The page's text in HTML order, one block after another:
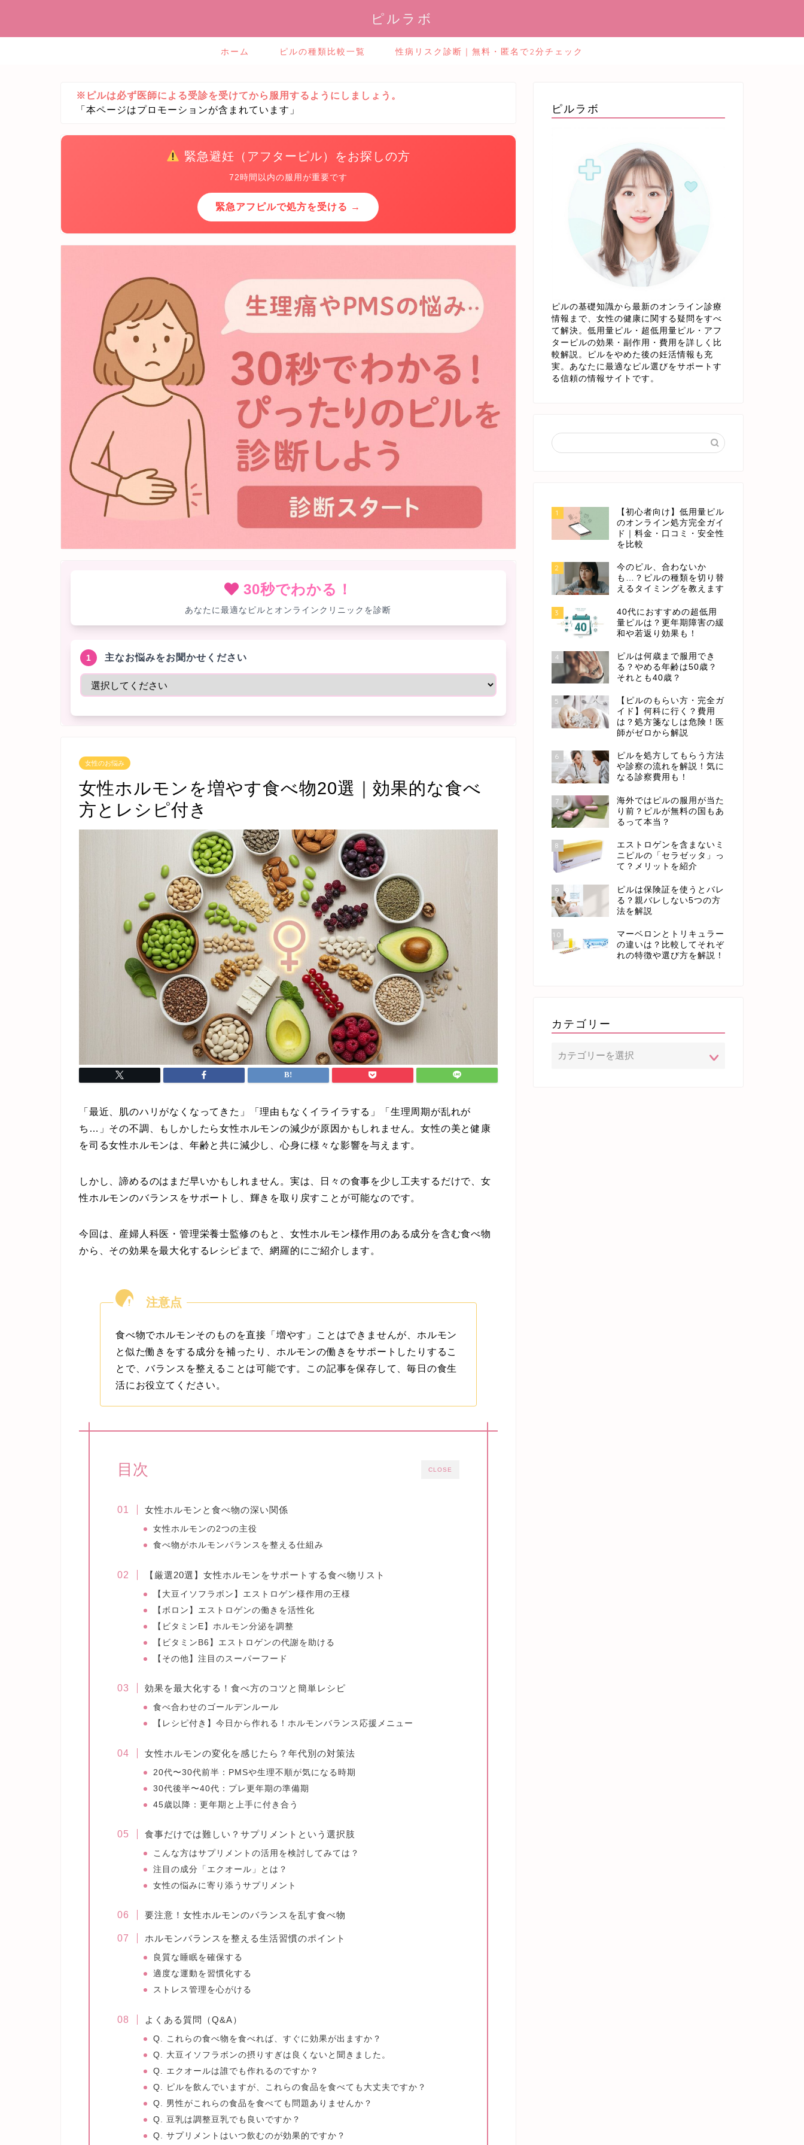
ピルラボ
ホーム ピルの種類比較一覧 性病リスク診断｜無料・匿名で2分チェック
※ピルは必ず医師による受診を受けてから服用するようにしましょう。
「本ページはプロモーションが含まれています」
緊急避妊（アフターピル）をお探しの方
72時間以内の服用が重要です
緊急アフピルで処方を受ける →
30秒でわかる！
あなたに最適なピルとオンラインクリニックを診断
1 主なお悩みをお聞かせください
女性のお悩み
女性ホルモンを増やす食べ物20選｜効果的な食べ
方とレシピ付き
「最近、肌のハリがなくなってきた」「理由もなくイライラする」「生理周期が乱れが
ち…」その不調、もしかしたら女性ホルモンの減少が原因かもしれません。女性の美と健康
を司る女性ホルモンは、年齢と共に減少し、心身に様々な影響を与えます。
しかし、諦めるのはまだ早いかもしれません。実は、日々の食事を少し工夫するだけで、女
性ホルモンのバランスをサポートし、輝きを取り戻すことが可能なのです。
今回は、産婦人科医・管理栄養士監修のもと、女性ホルモン様作用のある成分を含む食べ物
から、その効果を最大化するレシピまで、網羅的にご紹介します。
食べ物でホルモンそのものを直接「増やす」ことはできませんが、ホルモン
と似た働きをする成分を補ったり、ホルモンの働きをサポートしたりするこ
とで、バランスを整えることは可能です。この記事を保存して、毎日の食生
活にお役立てください。
CLOSE
目次
女性ホルモンと食べ物の深い関係
女性ホルモンの2つの主役
食べ物がホルモンバランスを整える仕組み
【厳選20選】女性ホルモンをサポートする食べ物リスト
【大豆イソフラボン】エストロゲン様作用の王様
【ボロン】エストロゲンの働きを活性化
【ビタミンE】ホルモン分泌を調整
【ビタミンB6】エストロゲンの代謝を助ける
【その他】注目のスーパーフード
効果を最大化する！食べ方のコツと簡単レシピ
食べ合わせのゴールデンルール
【レシピ付き】今日から作れる！ホルモンバランス応援メニュー
女性ホルモンの変化を感じたら？年代別の対策法
20代〜30代前半：PMSや生理不順が気になる時期
30代後半〜40代：プレ更年期の準備期
45歳以降：更年期と上手に付き合う
食事だけでは難しい？サプリメントという選択肢
こんな方はサプリメントの活用を検討してみては？
注目の成分「エクオール」とは？
女性の悩みに寄り添うサプリメント
要注意！女性ホルモンのバランスを乱す食べ物
ホルモンバランスを整える生活習慣のポイント
良質な睡眠を確保する
適度な運動を習慣化する
ストレス管理を心がける
よくある質問（Q&A）
Q. これらの食べ物を食べれば、すぐに効果が出ますか？
Q. 大豆イソフラボンの摂りすぎは良くないと聞きました。
Q. エクオールは誰でも作れるのですか？
Q. ピルを飲んでいますが、これらの食品を食べても大丈夫ですか？
Q. 男性がこれらの食品を食べても問題ありませんか？
Q. 豆乳は調整豆乳でも良いですか？
Q. サプリメントはいつ飲むのが効果的ですか？
ピルラボ
ピルの基礎知識から最新のオンライン診療
情報まで、女性の健康に関する疑問をすべ
て解決。低用量ピル・超低用量ピル・アフ
ターピルの効果・副作用・費用を詳しく比
較解説。ピルをやめた後の妊活情報も充
実。あなたに最適なピル選びをサポートす
る信頼の情報サイトです。
1
【初心者向け】低用量ピル
のオンライン処方完全ガイ
ド｜料金・口コミ・安全性
を比較
2
今のピル、合わないか
も…？ピルの種類を切り替
えるタイミングを教えます
3
40代におすすめの超低用
量ピルは？更年期障害の緩
和や若返り効果も！
4
ピルは何歳まで服用でき
る？やめる年齢は50歳？
それとも40歳？
5
【ピルのもらい方・完全ガ
イド】何科に行く？費用
は？処方箋なしは危険！医
師がゼロから解説
6
ピルを処方してもらう方法
や診察の流れを解説！気に
なる診察費用も！
7
海外ではピルの服用が当た
り前？ピルが無料の国もあ
るって本当？
8
エストロゲンを含まないミ
ニピルの「セラゼッタ」っ
て？メリットを紹介
9
ピルは保険証を使うとバレ
る？親バレしない5つの方
法を解説
10
マーベロンとトリキュラー
の違いは？比較してそれぞ
れの特徴や選び方を解説！
カテゴリー